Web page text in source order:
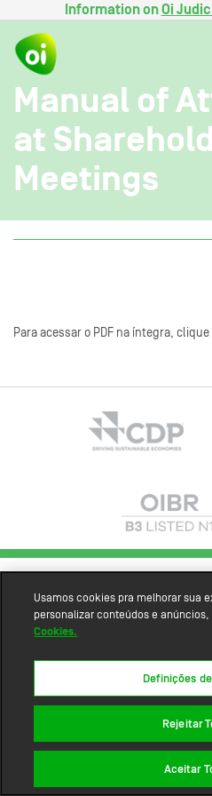
Information onOi
Manual of
at
Meetings
Para acessar o PDF na íntegra, clique
Usamos cookies pra melhorar sua
personalizar conteúdos e anúncios,
Cookies.
Definições
Rejeitar
Aceitar